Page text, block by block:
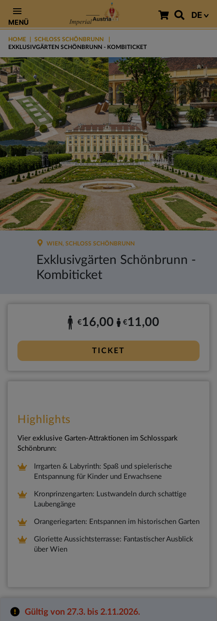
MENÜ
DE
HOME
SCHLOSS SCHÖNBRUNN
EXKLUSIVGÄRTEN SCHÖNBRUNN - KOMBITICKET
WIEN, SCHLOSS SCHÖNBRUNN
Exklusivgärten Schönbrunn -
Kombiticket
€16,00 €11,00
TICKET
Highlights
Vier exklusive Garten-Attraktionen im Schlosspark
Schönbrunn:
Irrgarten & Labyrinth: Spaß und spielerische
Entspannung für Kinder und Erwachsene
Kronprinzengarten: Lustwandeln durch schattige
Laubengänge
Orangeriegarten: Entspannen im historischen Garten
Gloriette Aussichtsterrasse: Fantastischer Ausblick
über Wien
Gültig von 27.3. bis 2.11.2026.